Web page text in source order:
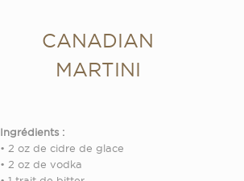
CANADIAN
MARTINI
Ingrédients :
• 2 oz de cidre de glace
• 2 oz de vodka